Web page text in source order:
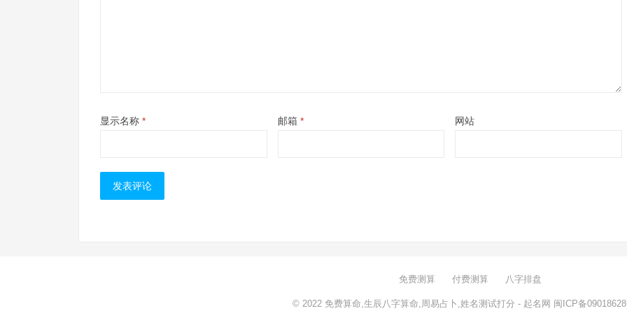
显示名称 * 邮箱 * 网站
免费测算 付费测算 八字排盘
© 2022 免费算命,生辰八字算命,周易占卜,姓名测试打分 - 起名网 闽ICP备